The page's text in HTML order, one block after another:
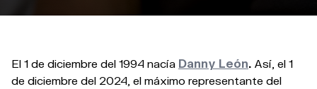
El 1 de diciembre del 1994 nacía Danny León. Así, el 1
de diciembre del 2024, el máximo representante del